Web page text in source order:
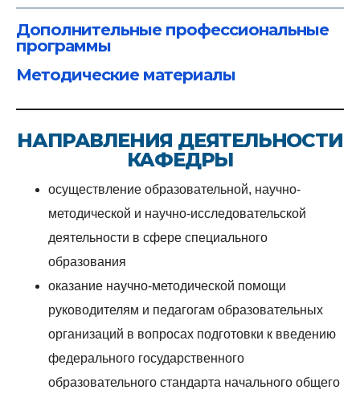
Дополнительные профессиональные
программы
Методические материалы
НАПРАВЛЕНИЯ ДЕЯТЕЛЬНОСТИ
КАФЕДРЫ
осуществление образовательной, научно-
методической и научно-исследовательской
деятельности в сфере специального
образования
оказание научно-методической помощи
руководителям и педагогам образовательных
организаций в вопросах подготовки к введению
федерального государственного
образовательного стандарта начального общего